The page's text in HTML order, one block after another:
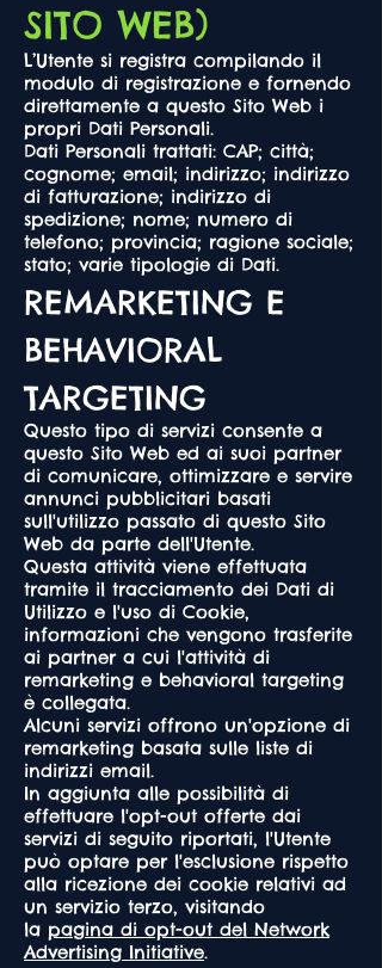
SITO WEB)
L’Utente si registra compilando il
modulo di registrazione e fornendo
direttamente a questo Sito Web i
propri Dati Personali.
Dati Personali trattati: CAP; città;
cognome; email; indirizzo; indirizzo
di fatturazione; indirizzo di
spedizione; nome; numero di
telefono; provincia; ragione sociale;
stato; varie tipologie di Dati.
REMARKETING E
BEHAVIORAL
TARGETING
Questo tipo di servizi consente a
questo Sito Web ed ai suoi partner
di comunicare, ottimizzare e servire
annunci pubblicitari basati
sull'utilizzo passato di questo Sito
Web da parte dell'Utente.
Questa attività viene effettuata
tramite il tracciamento dei Dati di
Utilizzo e l'uso di Cookie,
informazioni che vengono trasferite
ai partner a cui l'attività di
remarketing e behavioral targeting
è collegata.
Alcuni servizi offrono un'opzione di
remarketing basata sulle liste di
indirizzi email.
In aggiunta alle possibilità di
effettuare l'opt-out offerte dai
servizi di seguito riportati, l'Utente
può optare per l'esclusione rispetto
alla ricezione dei cookie relativi ad
un servizio terzo, visitando
la pagina di opt-out del Network
Advertising Initiative.